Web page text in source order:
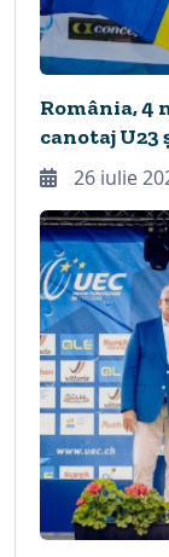
România, 4
canotaj
26 iulie